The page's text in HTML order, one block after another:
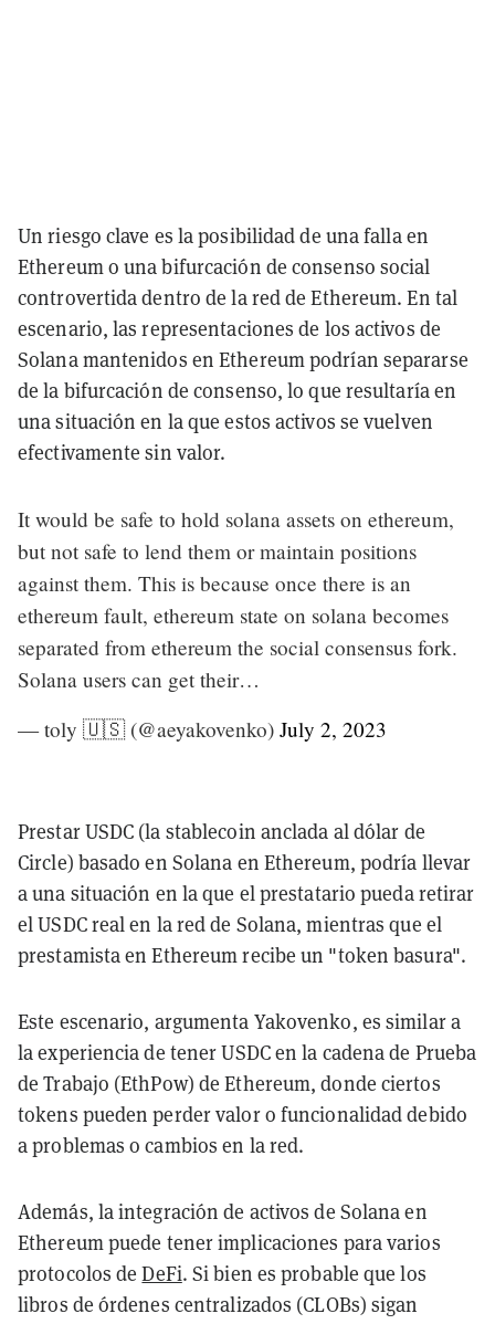
Un riesgo clave es la posibilidad de una falla en
Ethereum o una bifurcación de consenso social
controvertida dentro de la red de Ethereum. En tal
escenario, las representaciones de los activos de
Solana mantenidos en Ethereum podrían separarse
de la bifurcación de consenso, lo que resultaría en
una situación en la que estos activos se vuelven
efectivamente sin valor.
It would be safe to hold solana assets on ethereum,
but not safe to lend them or maintain positions
against them. This is because once there is an
ethereum fault, ethereum state on solana becomes
separated from ethereum the social consensus fork.
Solana users can get their…
— toly 🇺🇸 (@aeyakovenko) July 2, 2023
Prestar USDC (la stablecoin anclada al dólar de
Circle) basado en Solana en Ethereum, podría llevar
a una situación en la que el prestatario pueda retirar
el USDC real en la red de Solana, mientras que el
prestamista en Ethereum recibe un "token basura".
Este escenario, argumenta Yakovenko, es similar a
la experiencia de tener USDC en la cadena de Prueba
de Trabajo (EthPow) de Ethereum, donde ciertos
tokens pueden perder valor o funcionalidad debido
a problemas o cambios en la red.
Además, la integración de activos de Solana en
Ethereum puede tener implicaciones para varios
protocolos deDeFi. Si bien es probable que los
libros de órdenes centralizados (CLOBs) sigan